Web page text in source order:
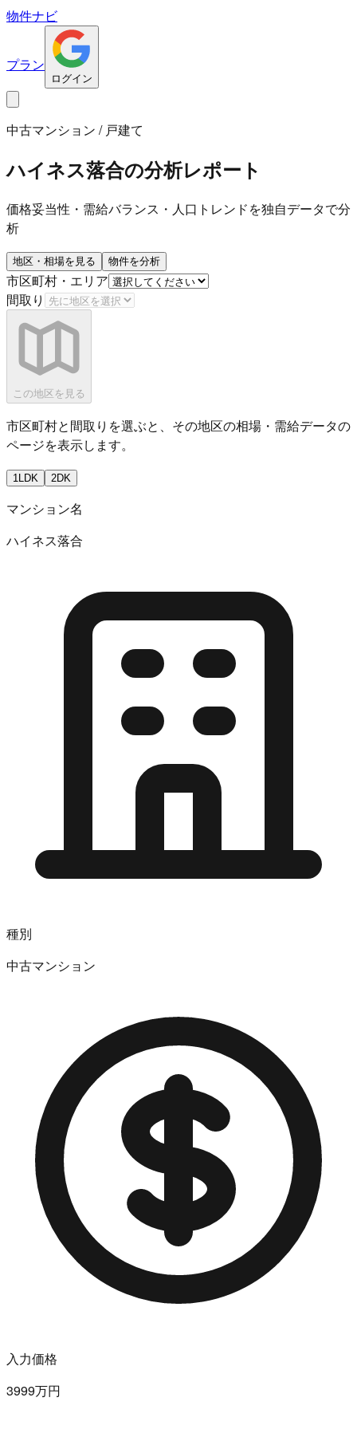
物件ナビ
プラン
ログイン
中古マンション / 戸建て
ハイネス落合の分析レポート
価格妥当性・需給バランス・人口トレンドを独自データで分
析
地区・相場を見る 物件を分析
市区町村・エリア
間取り
この地区を見る
市区町村と間取りを選ぶと、その地区の相場・需給データの
ページを表示します。
1LDK 2DK
マンション名
ハイネス落合
種別
中古マンション
入力価格
3999万円